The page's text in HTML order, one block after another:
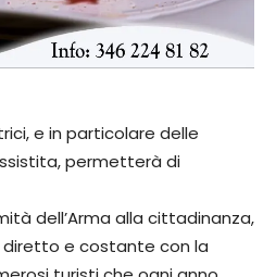
e in particolare delle
permetterà di
dell’Arma alla cittadinanza,
e costante con la